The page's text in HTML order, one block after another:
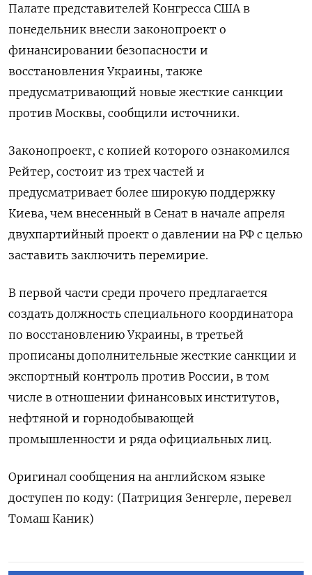
Палате представителей Конгресса США в
понедельник внесли законопроект о
финансировании безопасности и
восстановления Украины, также
предусматривающий новые жесткие санкции
против Москвы, сообщили источники.
Законопроект, с копией которого ознакомился
Рейтер, состоит из трех частей и
предусматривает более широкую поддержку
Киева, чем внесенный в Сенат в начале апреля
двухпартийный проект о давлении на РФ с целью
заставить заключить перемирие.
В первой части среди прочего предлагается
создать должность специального координатора
по восстановлению Украины, в третьей
прописаны дополнительные жесткие санкции и
экспортный контроль против России, в том
числе в отношении финансовых институтов,
нефтяной и горнодобывающей
промышленности и ряда официальных лиц.
Оригинал сообщения на английском языке
доступен по коду: (Патриция Зенгерле, перевел
Томаш Каник)